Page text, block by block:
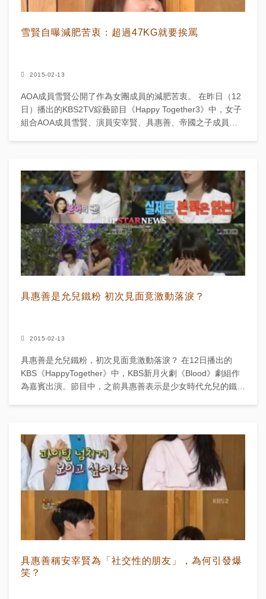
雪賢自曝減肥苦衷：超過47KG就要挨罵
2015-02-13
AOA成員雪賢公開了作為女團成員的減肥苦衷。 在昨日（12
日）播出的KBS2TV綜藝節目《Happy Together3》中，女子
組合AOA成員雪賢、演員安宰賢、具惠善、帝國之子成員光
具惠善是允兒鐵粉 初次見面竟激動落淚？
2015-02-13
具惠善是允兒鐵粉，初次見面竟激動落淚？ 在12日播出的
KBS《HappyTogether》中，KBS新月火劇《Blood》劇組作
為嘉賓出演。節目中，之前具惠善表示是少女時代允兒的鐵杆
具惠善稱安宰賢為「社交性的朋友」，為何引發爆
笑？